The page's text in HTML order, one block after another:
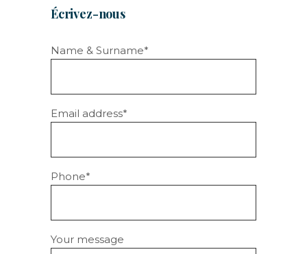
Écrivez-nous
Name & Surname*
Email address*
Phone*
Your message